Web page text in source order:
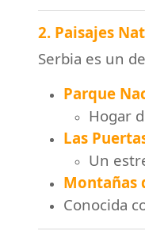
2. Paisajes
Serbia es un
Parque
Hogar
Las
Un
Montañas
Conocida